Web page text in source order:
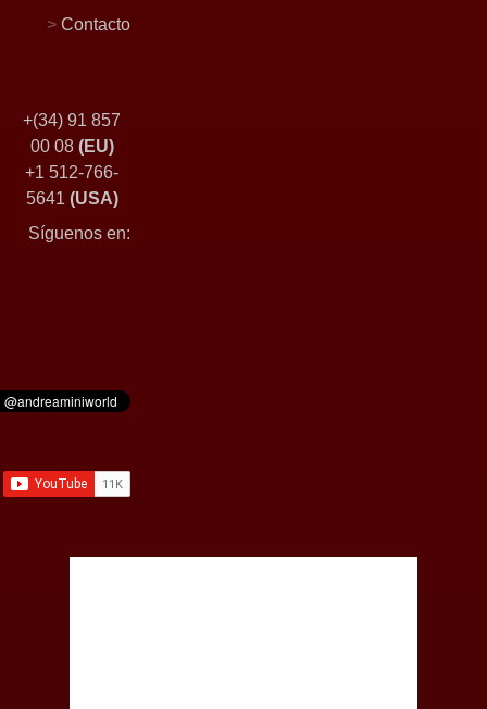
> Contacto
+(34) 91 857
00 08 (EU)
+1 512-766-
5641 (USA)
Síguenos en: